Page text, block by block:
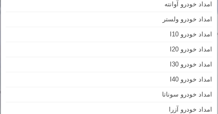
امداد خودرو آوانته
امداد خودرو ولستر
امداد خودرو I10
امداد خودرو I20
امداد خودرو I30
امداد خودرو I40
امداد خودرو سوناتا
امداد خودرو آزرا